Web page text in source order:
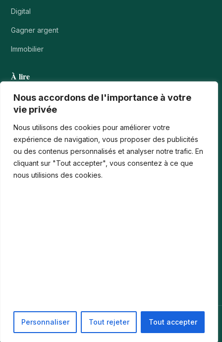
Nous accordons de l'importance à votre
vie privée
Nous utilisons des cookies pour améliorer votre
expérience de navigation, vous proposer des publicités
ou des contenus personnalisés et analyser notre trafic. En
cliquant sur "Tout accepter", vous consentez à ce que
nous utilisions des cookies.
Personnaliser Tout rejeter Tout accepter
Digital
Gagner argent
Immobilier
À lire
Tournois casino : comprendre points, rangs et…
Les paiements numériques face aux nouvelles cyberfraudes
Bonus de bienvenue en France : comment…
Casinos iPhone en France : 2026 Guide…
Monter en compétences digitales en entreprise :…
© 2026 PIKARI. Tous droits réservés. · Mentions Légales ·